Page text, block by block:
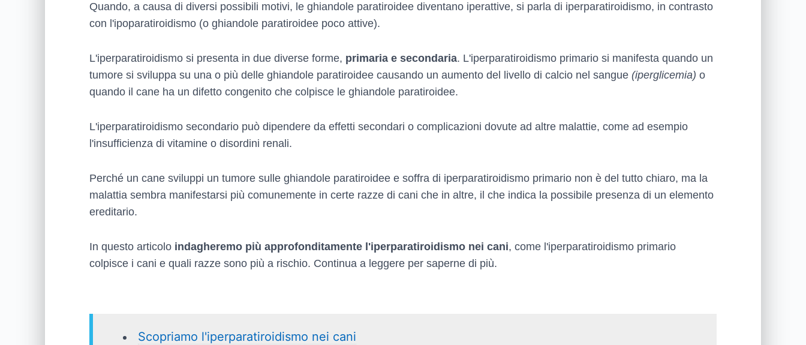
Quando, a causa di diversi possibili motivi, le ghiandole paratiroidee diventano iperattive, si parla di iperparatiroidismo, in contrasto
con l'ipoparatiroidismo (o ghiandole paratiroidee poco attive).
L'iperparatiroidismo si presenta in due diverse forme, primaria e secondaria. L'iperparatiroidismo primario si manifesta quando un
tumore si sviluppa su una o più delle ghiandole paratiroidee causando un aumento del livello di calcio nel sangue (iperglicemia) o
quando il cane ha un difetto congenito che colpisce le ghiandole paratiroidee.
L'iperparatiroidismo secondario può dipendere da effetti secondari o complicazioni dovute ad altre malattie, come ad esempio
l'insufficienza di vitamine o disordini renali.
Perché un cane sviluppi un tumore sulle ghiandole paratiroidee e soffra di iperparatiroidismo primario non è del tutto chiaro, ma la
malattia sembra manifestarsi più comunemente in certe razze di cani che in altre, il che indica la possibile presenza di un elemento
ereditario.
In questo articolo indagheremo più approfonditamente l'iperparatiroidismo nei cani, come l'iperparatiroidismo primario
colpisce i cani e quali razze sono più a rischio. Continua a leggere per saperne di più.
Scopriamo l'iperparatiroidismo nei cani